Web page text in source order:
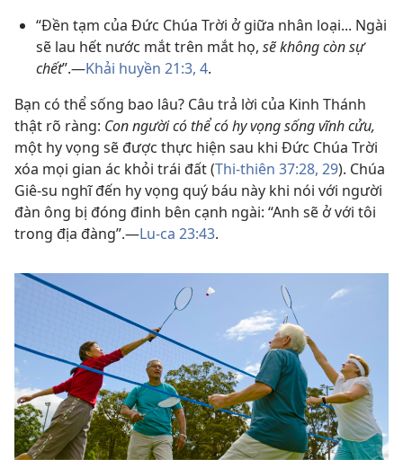
“Đền tạm của Đức Chúa Trời ở giữa nhân loại... Ngài
sẽ lau hết nước mắt trên mắt họ, sẽ không còn sự
chết”.—Khải huyền 21:3, 4.
Bạn có thể sống bao lâu? Câu trả lời của Kinh Thánh
thật rõ ràng: Con người có thể có hy vọng sống vĩnh cửu,
một hy vọng sẽ được thực hiện sau khi Đức Chúa Trời
xóa mọi gian ác khỏi trái đất (Thi-thiên 37:28, 29). Chúa
Giê-su nghĩ đến hy vọng quý báu này khi nói với người
đàn ông bị đóng đinh bên cạnh ngài: “Anh sẽ ở với tôi
trong địa đàng”.—Lu-ca 23:43.